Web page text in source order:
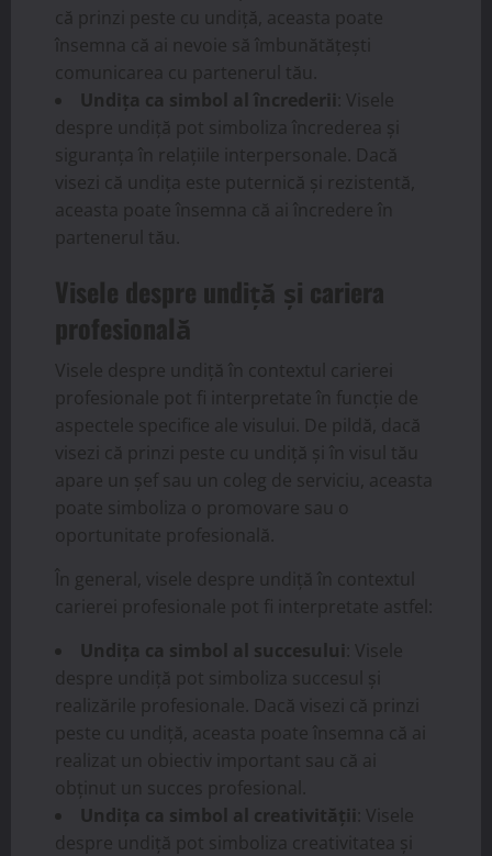
că prinzi peste cu undiță, aceasta poate
însemna că ai nevoie să îmbunătățești
comunicarea cu partenerul tău.
Undița ca simbol al încrederii : Visele
despre undiță pot simboliza încrederea și
siguranța în relațiile interpersonale. Dacă
visezi că undița este puternică și rezistentă,
aceasta poate însemna că ai încredere în
partenerul tău.
Visele despre undiță și cariera
profesională
Visele despre undiță în contextul carierei
profesionale pot fi interpretate în funcție de
aspectele specifice ale visului. De pildă, dacă
visezi că prinzi peste cu undiță și în visul tău
apare un șef sau un coleg de serviciu, aceasta
poate simboliza o promovare sau o
oportunitate profesională.
În general, visele despre undiță în contextul
carierei profesionale pot fi interpretate astfel:
Undița ca simbol al succesului : Visele
despre undiță pot simboliza succesul și
realizările profesionale. Dacă visezi că prinzi
peste cu undiță, aceasta poate însemna că ai
realizat un obiectiv important sau că ai
obținut un succes profesional.
Undița ca simbol al creativității : Visele
despre undiță pot simboliza creativitatea și